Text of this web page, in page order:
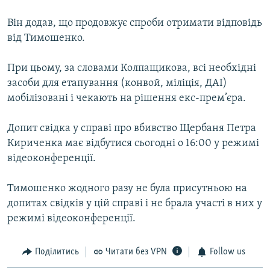
Він додав, що продовжує спроби отримати відповідь
від Тимошенко.
При цьому, за словами Колпащикова, всі необхідні
засоби для етапування (конвой, міліція, ДАІ)
мобілізовані і чекають на рішення екс-прем’єра.
Допит свідка у справі про вбивство Щербаня Петра
Кириченка має відбутися сьогодні о 16:00 у режимі
відеоконференції.
Тимошенко жодного разу не була присутньою на
допитах свідків у цій справі і не брала участі в них у
режимі відеоконференції.
Поділитись Читати без VPN Follow us